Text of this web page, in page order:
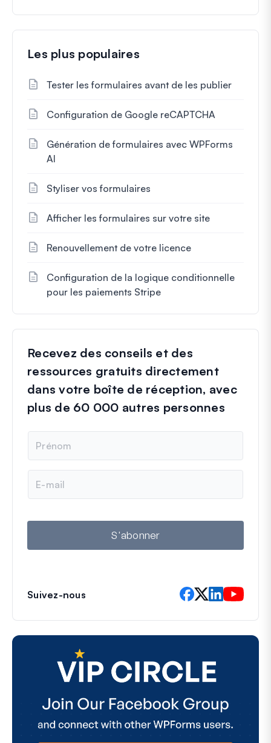
Les plus populaires
Tester les formulaires avant de les publier
Configuration de Google reCAPTCHA
Génération de formulaires avec WPForms
AI
Styliser vos formulaires
Afficher les formulaires sur votre site
Renouvellement de votre licence
Configuration de la logique conditionnelle
pour les paiements Stripe
Recevez des conseils et des
ressources gratuits directement
dans votre boîte de réception, avec
plus de 60 000 autres personnes
m
m
i
S'abonner
Suivez-nous